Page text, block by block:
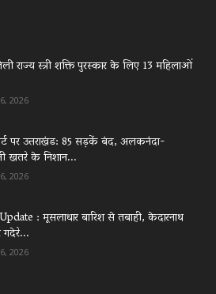
राज्य स्त्री शक्ति पुरस्कार के लिए 13 महिलाओं
2026
पर उत्तराखंड: 85 सड़कें बंद, अलकनंदा-
खतरे के निशान...
2026
: मूसलाधार बारिश से तबाही, केदारनाथ
गदेरे...
2026